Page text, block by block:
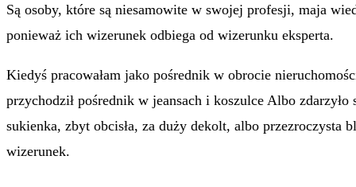
Są osoby, które są niesamowite w swojej profesji, maja
ponieważ ich wizerunek odbiega od wizerunku eksperta.
Kiedyś pracowałam jako pośrednik w obrocie
przychodził pośrednik w jeansach i koszulce Albo
sukienka, zbyt obcisła, za duży dekolt, albo przezroczysta
wizerunek.